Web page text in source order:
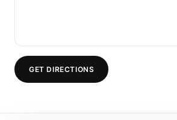
GET DIRECTIONS